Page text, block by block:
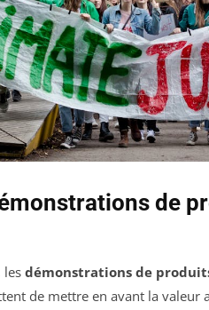
de
les démonstrations de
de mettre en avant la valeur